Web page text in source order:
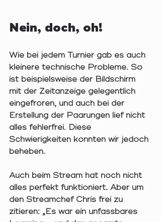
Nein, doch, oh!
Wie bei jedem Turnier gab es auch
kleinere technische Probleme. So
ist beispielsweise der Bildschirm
mit der Zeitanzeige gelegentlich
eingefroren, und auch bei der
Erstellung der Paarungen lief nicht
alles fehlerfrei. Diese
Schwierigkeiten konnten wir jedoch
beheben.
Auch beim Stream hat noch nicht
alles perfekt funktioniert. Aber um
den Streamchef Chris frei zu
zitieren: „Es war ein unfassbares